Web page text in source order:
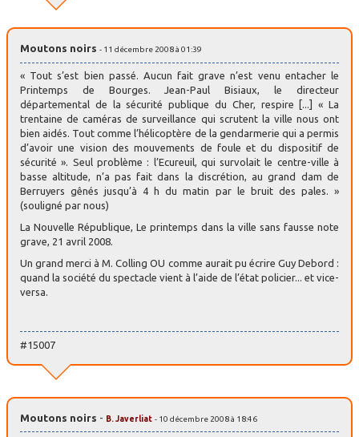
Moutons noirs - 11 décembre 2008 à 01:39
« Tout s’est bien passé. Aucun fait grave n’est venu entacher le
Printemps de Bourges. Jean-Paul Bisiaux, le directeur
départemental de la sécurité publique du Cher, respire [...] « La
trentaine de caméras de surveillance qui scrutent la ville nous ont
bien aidés. Tout comme l’hélicoptère de la gendarmerie qui a permis
d’avoir une vision des mouvements de foule et du dispositif de
sécurité ». Seul problème : l’Ecureuil, qui survolait le centre-ville à
basse altitude, n’a pas fait dans la discrétion, au grand dam de
Berruyers gênés jusqu’à 4 h du matin par le bruit des pales. »
(souligné par nous)
La Nouvelle République, Le printemps dans la ville sans fausse note
grave, 21 avril 2008.
Un grand merci à M. Colling OU comme aurait pu écrire Guy Debord :
quand la société du spectacle vient à l’aide de l’état policier... et vice-
versa.
#15007
Moutons noirs - B. Javerliat - 10 décembre 2008 à 18:46